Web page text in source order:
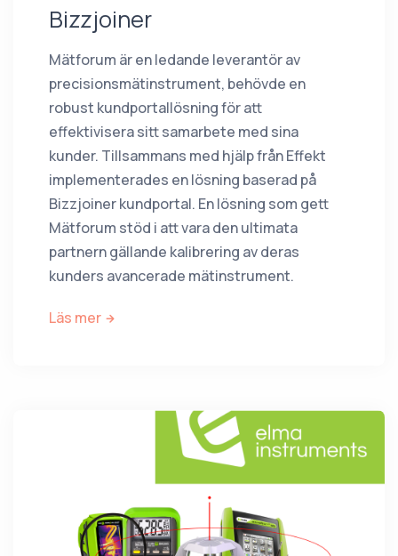
Bizzjoiner
Mätforum är en ledande leverantör av
precisionsmätinstrument, behövde en
robust kundportallösning för att
effektivisera sitt samarbete med sina
kunder. Tillsammans med hjälp från Effekt
implementerades en lösning baserad på
Bizzjoiner kundportal. En lösning som gett
Mätforum stöd i att vara den ultimata
partnern gällande kalibrering av deras
kunders avancerade mätinstrument.
Läs mer